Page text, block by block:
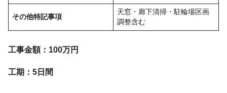
その他特記事項
天窓・廊下清掃・駐輪場区画
調整含む
工事金額：100万円
工期：5日間